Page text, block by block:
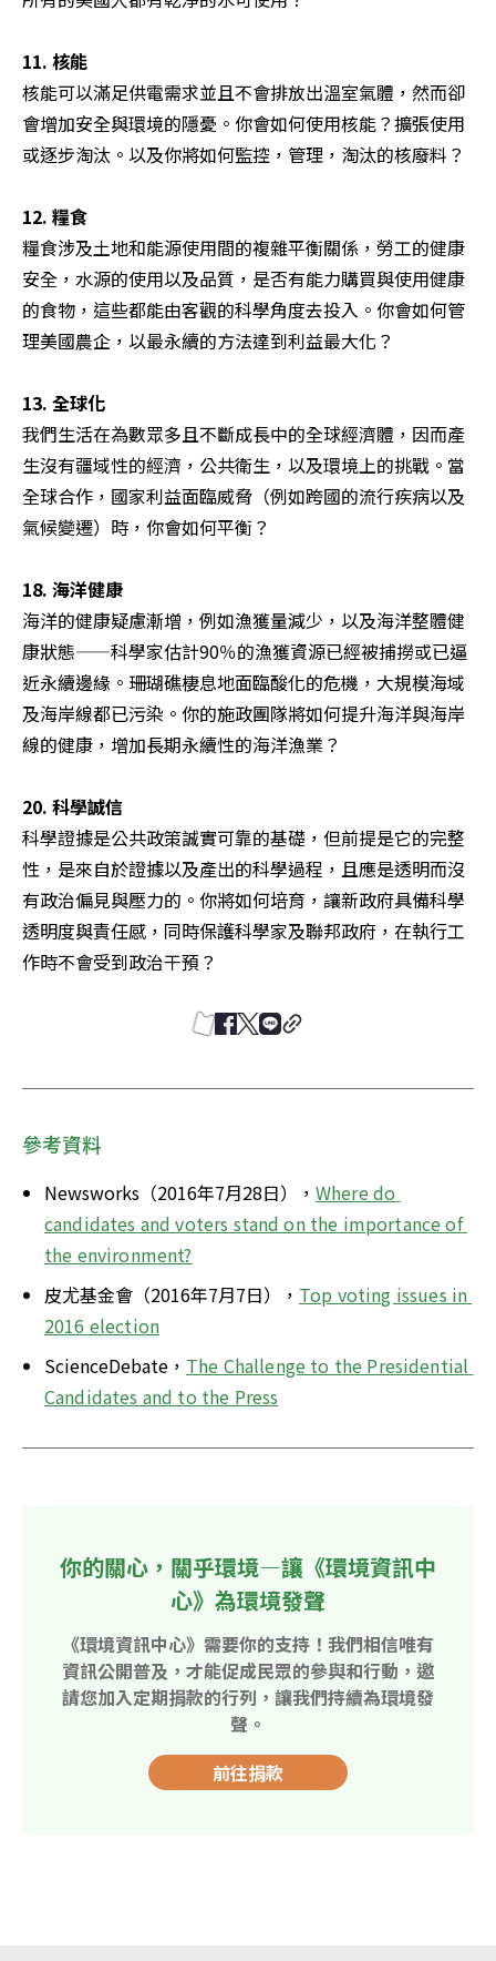
11. 核能
核能可以滿足供電需求並且不會排放出溫室氣體，然而卻
會增加安全與環境的隱憂。你會如何使用核能？擴張使用
或逐步淘汰。以及你將如何監控，管理，淘汰的核廢料？
12. 糧食
糧食涉及土地和能源使用間的複雜平衡關係，勞工的健康
安全，水源的使用以及品質，是否有能力購買與使用健康
的食物，這些都能由客觀的科學角度去投入。你會如何管
理美國農企，以最永續的方法達到利益最大化？
13. 全球化
我們生活在為數眾多且不斷成長中的全球經濟體，因而產
生沒有疆域性的經濟，公共衛生，以及環境上的挑戰。當
全球合作，國家利益面臨威脅（例如跨國的流行疾病以及
氣候變遷）時，你會如何平衡？
18. 海洋健康
海洋的健康疑慮漸增，例如漁獲量減少，以及海洋整體健
康狀態——科學家估計90％的漁獲資源已經被捕撈或已逼
近永續邊緣。珊瑚礁棲息地面臨酸化的危機，大規模海域
及海岸線都已污染。你的施政團隊將如何提升海洋與海岸
線的健康，增加長期永續性的海洋漁業？
20. 科學誠信
科學證據是公共政策誠實可靠的基礎，但前提是它的完整
性，是來自於證據以及產出的科學過程，且應是透明而沒
有政治偏見與壓力的。你將如何培育，讓新政府具備科學
透明度與責任感，同時保護科學家及聯邦政府，在執行工
作時不會受到政治干預？
參考資料
Newsworks（2016年7月28日）， Where do
candidates and voters stand on the importance of
the environment?
皮尤基金會（2016年7月7日）， Top voting issues in
2016 election
ScienceDebate， The Challenge to the Presidential
Candidates and to the Press
你的關心，關乎環境—讓《環境資訊中
心》為環境發聲
《環境資訊中心》需要你的支持！我們相信唯有
資訊公開普及，才能促成民眾的參與和行動，邀
請您加入定期捐款的行列，讓我們持續為環境發
聲。
前往捐款